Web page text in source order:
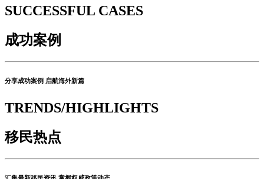
SUCCESSFUL CASES
成功案例
分享成功案例 启航海外新篇
TRENDS/HIGHLIGHTS
移民热点
汇集最新移民资讯 掌握权威政策动态